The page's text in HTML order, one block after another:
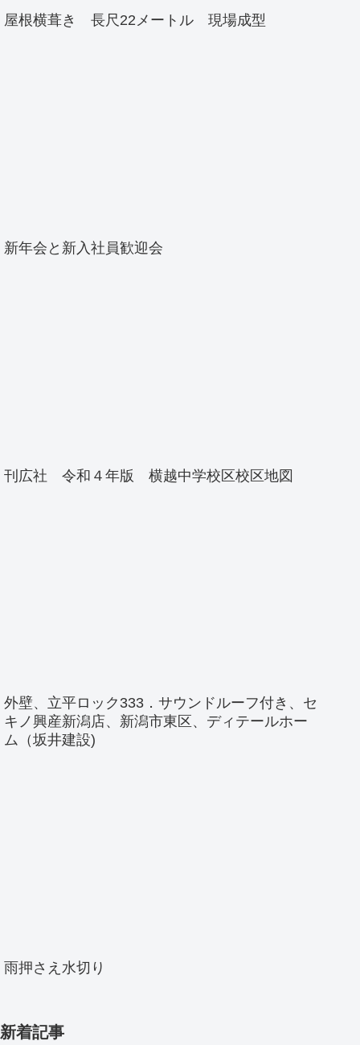
屋根横葺き 長尺22メートル 現場成型
新年会と新入社員歓迎会
刊広社 令和４年版 横越中学校区校区地図
外壁、立平ロック333．サウンドルーフ付き、セ
キノ興産新潟店、新潟市東区、ディテールホー
ム（坂井建設)
雨押さえ水切り
新着記事